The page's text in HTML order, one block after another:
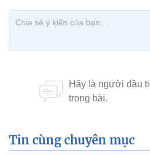
Tin cùng chuyên mục